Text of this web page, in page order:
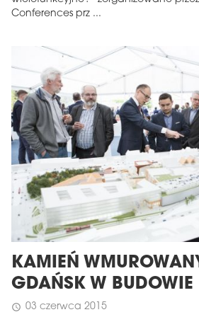
Conferences prz ...
KAMIEŃ
GDAŃSK W BUDOWIE
schedule 03 czerwca 2015